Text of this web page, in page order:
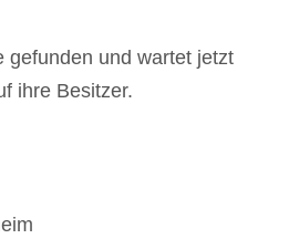
gefunden und wartet jetzt
ihre Besitzer.